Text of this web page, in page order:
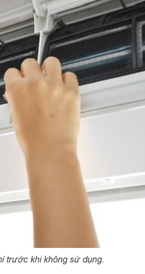
trước khi không sử dụng.